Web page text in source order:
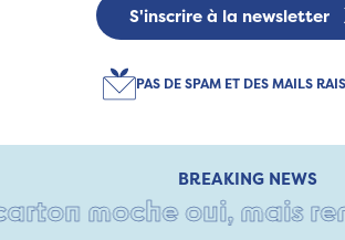
S'inscrire à la newsletter
PAS DE SPAM ET DES MAILS
BREAKING NEWS
moche oui, mais